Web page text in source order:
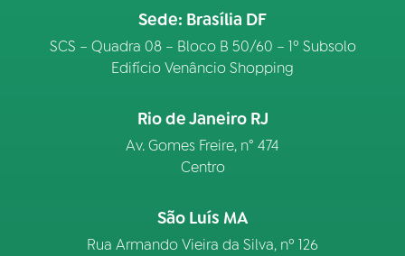
Sede: Brasília DF
SCS – Quadra 08 – Bloco B 50/60 – 1º Subsolo
Edifício Venâncio Shopping
Rio de Janeiro RJ
Av. Gomes Freire, n° 474
Centro
São Luís MA
Rua Armando Vieira da Silva, nº 126